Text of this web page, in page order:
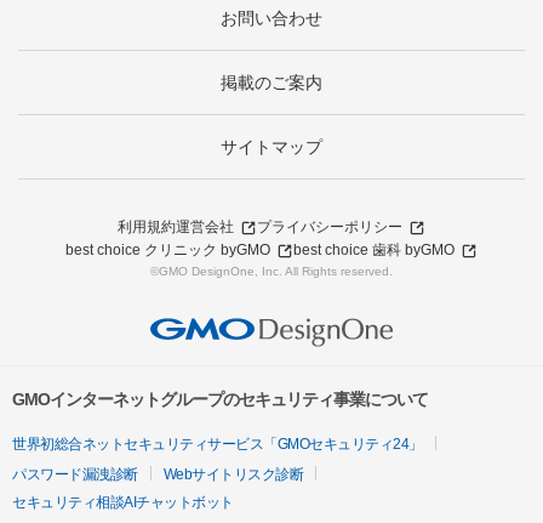
お問い合わせ
掲載のご案内
サイトマップ
利用規約運営会社
プライバシーポリシー
best choice クリニック byGMO
best choice 歯科 byGMO
©GMO DesignOne, Inc. All Rights reserved.
GMOインターネットグループのセキュリティ事業について
世界初総合ネットセキュリティサービス「GMOセキュリティ24」
パスワード漏洩診断
Webサイトリスク診断
セキュリティ相談AIチャットボット